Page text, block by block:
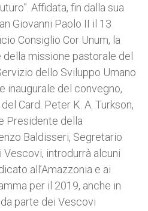
Affidata, fin dalla sua
Giovanni Paolo II il 13
Consiglio Cor Unum, la
missione pastorale del
dello Sviluppo Umano
inaugurale del convegno,
Card. Peter K. A. Turkson,
Presidente della
Baldisseri, Segretario
Vescovi, introdurrà alcuni
all’Amazzonia e ai
per il 2019, anche in
parte dei Vescovi